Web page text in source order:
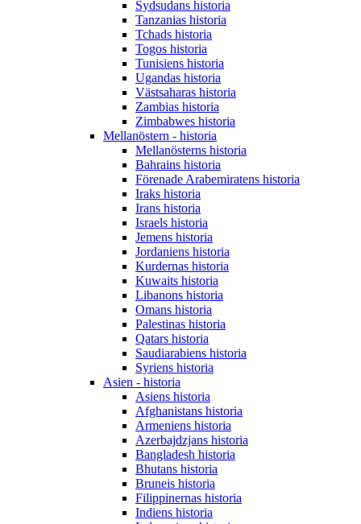
Sydsudans historia
Tanzanias historia
Tchads historia
Togos historia
Tunisiens historia
Ugandas historia
Västsaharas historia
Zambias historia
Zimbabwes historia
Mellanöstern - historia
Mellanösterns historia
Bahrains historia
Förenade Arabemiratens historia
Iraks historia
Irans historia
Israels historia
Jemens historia
Jordaniens historia
Kurdernas historia
Kuwaits historia
Libanons historia
Omans historia
Palestinas historia
Qatars historia
Saudiarabiens historia
Syriens historia
Asien - historia
Asiens historia
Afghanistans historia
Armeniens historia
Azerbajdzjans historia
Bangladesh historia
Bhutans historia
Bruneis historia
Filippinernas historia
Indiens historia